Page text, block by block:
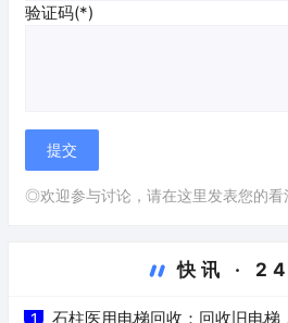
验证码(*)
◎欢迎参与讨论，请在这里发表您的看
快讯 ·
石柱医用电梯回收：回收旧电梯